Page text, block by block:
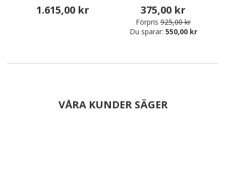
1.615,00 kr 375,00 kr
Förpris 925,00 kr
Du sparar: 550,00 kr
VÅRA KUNDER SÄGER